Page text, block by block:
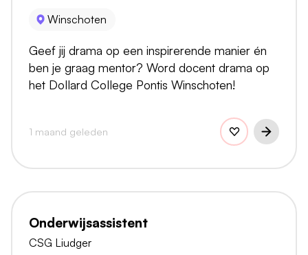
Winschoten
Geef jij drama op een inspirerende manier én
ben je graag mentor? Word docent drama op
het Dollard College Pontis Winschoten!
1 maand geleden
Onderwijsassistent
CSG Liudger